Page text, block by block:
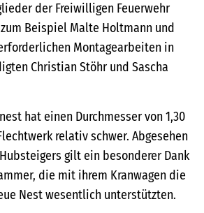
der Freiwilligen Feuerwehr
Beispiel Malte Holtmann und
Montagearbeiten in
Christian Stöhr und Sascha
hat einen Durchmesser von 1,30
relativ schwer. Abgesehen
gilt ein besonderer Dank
die mit ihrem Kranwagen die
Nest wesentlich unterstützten.